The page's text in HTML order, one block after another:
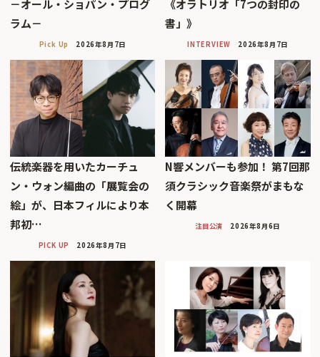
－オール・ショパン・プログ
ラム－
Pick Up 2026年8月7日
《オラトリオ「7つの封印の
書」》
INTERVIEW 2026年8月7日
伝統楽器を用いたカーチュ
ン・ウォン編曲の「展覧会の
絵」が、日本フィルにより本
邦初…
PICK UP 2026年8月7日
N響メンバーも参加！ 第7回那
須クラシック音楽祭がまもな
く開幕
注目公演 2026年8月6日